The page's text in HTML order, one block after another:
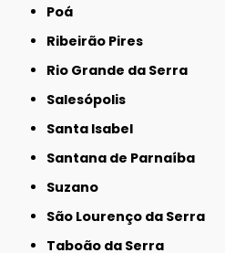
Poá
Ribeirão Pires
Rio Grande da Serra
Salesópolis
Santa Isabel
Santana de Parnaíba
Suzano
São Lourenço da Serra
Taboão da Serra